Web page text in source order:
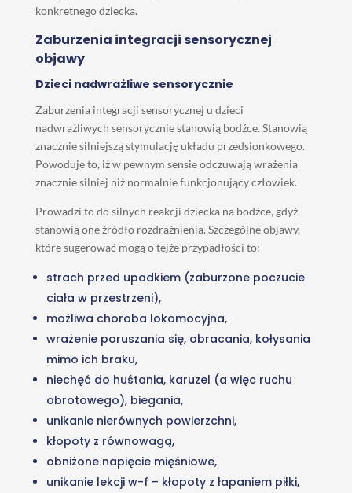
konkretnego dziecka.
Zaburzenia integracji sensorycznej
objawy
Dzieci nadwrażliwe sensorycznie
Zaburzenia integracji sensorycznej u dzieci
nadwrażliwych sensorycznie stanowią bodźce. Stanowią
znacznie silniejszą stymulację układu przedsionkowego.
Powoduje to, iż w pewnym sensie odczuwają wrażenia
znacznie silniej niż normalnie funkcjonujący człowiek.
Prowadzi to do silnych reakcji dziecka na bodźce, gdyż
stanowią one źródło rozdrażnienia. Szczególne objawy,
które sugerować mogą o tejże przypadłości to:
strach przed upadkiem (zaburzone poczucie
ciała w przestrzeni),
możliwa choroba lokomocyjna,
wrażenie poruszania się, obracania, kołysania
mimo ich braku,
niechęć do huśtania, karuzel (a więc ruchu
obrotowego), biegania,
unikanie nierównych powierzchni,
kłopoty z równowagą,
obniżone napięcie mięśniowe,
unikanie lekcji w-f – kłopoty z łapaniem piłki,